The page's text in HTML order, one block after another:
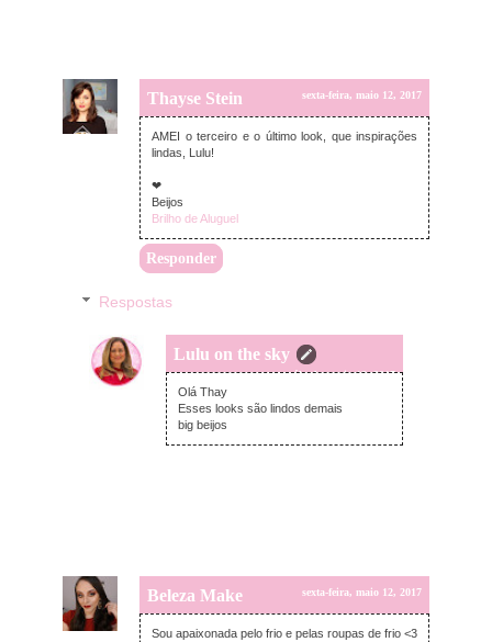
Thayse Stein sexta-feira, maio 12, 2017
AMEI o terceiro e o último look, que inspirações
lindas, Lulu!
❤
Beijos
Brilho de Aluguel
Responder
Respostas
Lulu on the sky
sábado, maio 13, 2017
Olá Thay
Esses looks são lindos demais
big beijos
Beleza Make sexta-feira, maio 12, 2017
Sou apaixonada pelo frio e pelas roupas de frio <3